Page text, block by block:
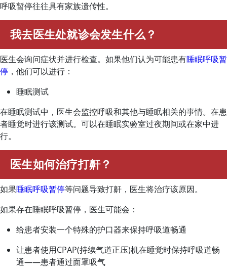
呼吸暂停往往具有家族遗传性。
我去医生处就诊会发生什么？
医生会询问症状并进行检查。如果他们认为可能患有睡眠呼吸暂
停 ，他们可以进行：
睡眠测试
在睡眠测试中，医生会监控呼吸和其他与睡眠相关的事情。在患
者睡觉时进行该测试。可以在睡眠实验室过夜期间或在家中进
行。
医生如何治疗打鼾？
如果睡眠呼吸暂停等问题导致打鼾，医生将治疗该原因。
如果存在睡眠呼吸暂停，医生可能会：
给患者安装一个特殊的护口器来保持呼吸道畅通
让患者使用CPAP(持续气道正压)机在睡觉时保持呼吸道畅
通——患者通过面罩吸气